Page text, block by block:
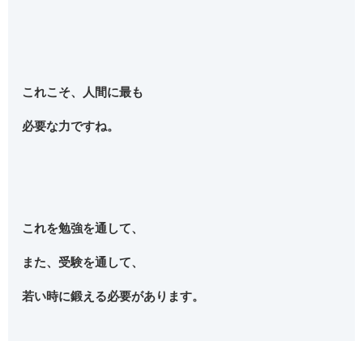
これこそ、人間に最も
必要な力ですね。
これを勉強を通して、
また、受験を通して、
若い時に鍛える必要があります。